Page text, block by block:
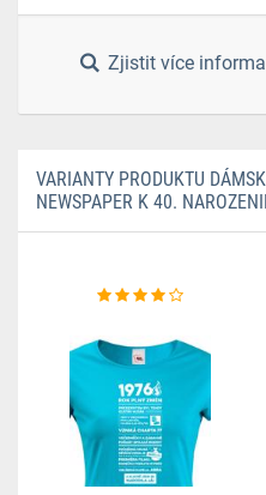
Zjistit více
VARIANTY PRODUKTU
NEWSPAPER K 40.